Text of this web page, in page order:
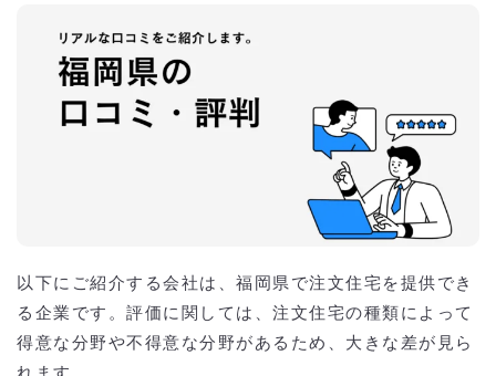
福岡県の注文住宅における土地の有無による坪単価の
相場
注文住宅の土地購入あり価格の相場
注文住宅の土地購入なし（建て替え）価格の相場
注文住宅の種類別の相場
福岡県で建築業者を選ぶ際のポイント
抑えるには？
一括見積もり無料サービスで安く注文住宅をできる優良会社を探す！
より安価で依頼するには？
以下にご紹介する会社は、福岡県で注文住宅を提供でき
る企業です。評価に関しては、注文住宅の種類によって
得意な分野や不得意な分野があるため、大きな差が見ら